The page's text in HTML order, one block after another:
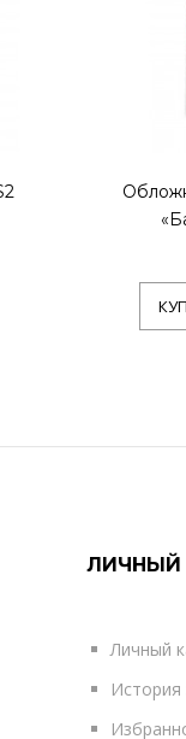
ЛИЧНЫЙ
Личный
История